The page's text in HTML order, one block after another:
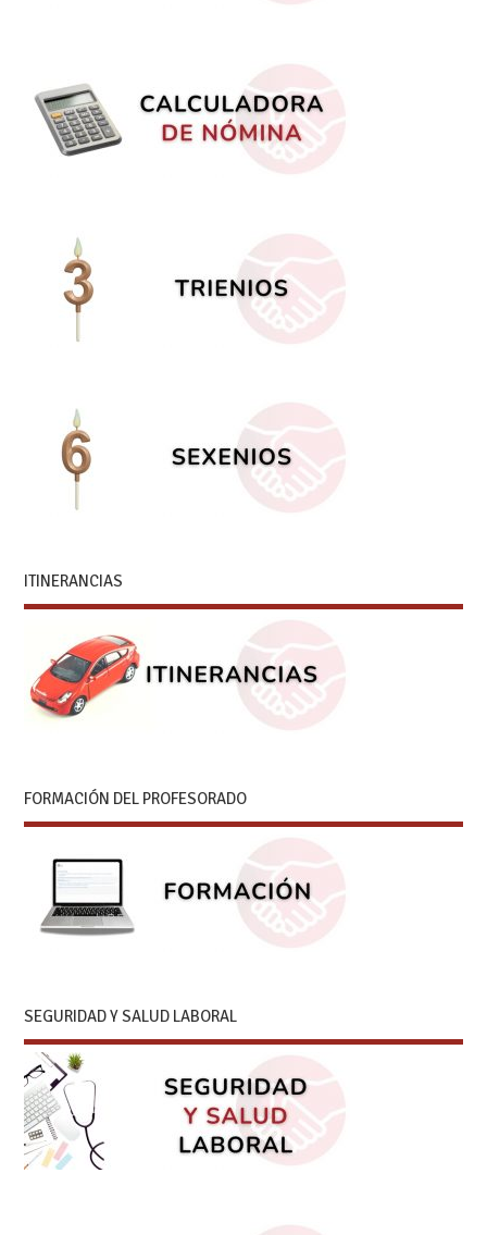
ITINERANCIAS
FORMACIÓN DEL PROFESORADO
SEGURIDAD Y SALUD LABORAL